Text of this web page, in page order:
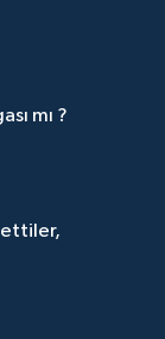
mı ?
ettiler,